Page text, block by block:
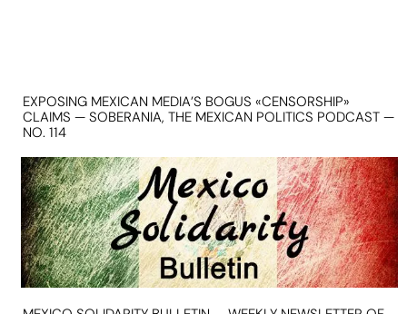
EXPOSING MEXICAN MEDIA’S BOGUS «CENSORSHIP»
CLAIMS — SOBERANIA, THE MEXICAN POLITICS PODCAST —
NO. 114